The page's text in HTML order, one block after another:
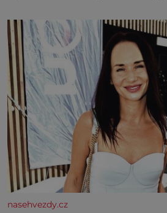
nedávno přečetli. Je to opravdu
kdyby se paměť rozhodla
nasehvezdy.cz